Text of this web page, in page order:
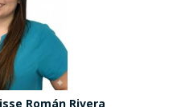
Román Rivera